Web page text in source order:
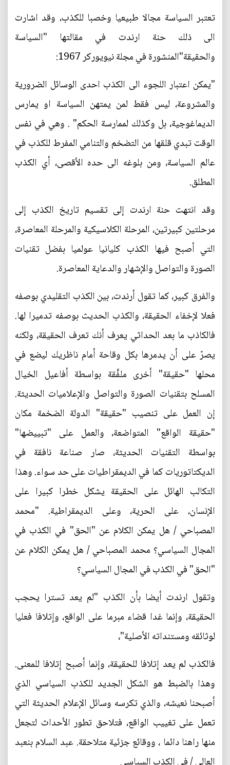
تعتبر السياسة مجالا طبيعيا وخصبا للكذب، وقد اشارت
الى ذلك حنة ارندت في مقالتها "السياسة
والحقيقة"المنشورة في مجلة نيويوركر 1967:
"يمكن اعتبار اللجوء الى الكذب احدى الوسائل الضرورية
والمشروعة، ليس فقط لمن يمتهن السياسة او يمارس
الديماغوجية، بل وكذلك لممارسة الحكم" . وهي في نفس
الوقت تبدي قلقها من التضخم والتنامي المفرط للكذب في
عالم السياسة، ومن بلوغه الى حده الأقصى، أي الكذب
المطلق.
وقد انتهت حنة ارندت إلى تقسيم تاريخ الكذب إلى
مرحلتين كبيرتين، المرحلة الكلاسيكية والمرحلة المعاصرة،
التي أصبح فيها الكذب كليانيا عولميا بفضل تقنيات
الصورة والتواصل والإشهار والدعاية المعاصرة.
والفرق كبير، كما تقول أرندت، بين الكذب التقليدي بوصفه
فعلا لإخفاء الحقيقة، والكذب الحديث بوصفه تدميرا لها.
فالكاذب ما بعد الحداثي يعرف أنك تعرف الحقيقة، ولكنه
يصرّ على أن يدمرها بكل وقاحة أمام ناظريك ليضع في
محلها "حقيقة" أخرى ملفَّقة بواسطة أفاعيل الخيال
المسلح بتقنيات الصورة والتواصل والإعلاميات الحديثة.
إن العمل على تنصيب "حقيقة" الدولة الضخمة مكان
"حقيقة الواقع" المتواضعة، والعمل على "تبييضها"
بواسطة التقنيات الحديثة، صار صناعة نافقة في
الديكتاتوريات كما في الديمقراطيات على حد سواء. وهذا
التكالب الهائل على الحقيقة يشكل خطرا كبيرا على
الإنسان، على الحرية، وعلى الديمقراطية. "محمد
المصباحي / هل يمكن الكلام عن "الحق" في الكذب في
المجال السياسي؟ محمد المصباحي / هل يمكن الكلام عن
"الحق" في الكذب في المجال السياسي؟
وتقول ارندت أيضا بأن الكذب "لم يعد تسترا يحجب
الحقيقة، وإنما غدا قضاء مبرما على الواقع، وإتلافا فعليا
لوثائقه ومستنداته الأصلية"،
فالكذب لم يعد إتلافا للحقيقة، وإنما أصبح إتلافا للمعنى.
وهذا بالضبط هو الشكل الجديد للكذب السياسي الذي
أصبحنا نعيشه، والذي تكرسه وسائل الإعلام الحديثة التي
تعمل على تغييب الواقع، فتلاحق تطور الأحداث لتجعل
منها راهنا دائما ، ووقائع جزئية متلاحقة. عبد السلام بنعبد